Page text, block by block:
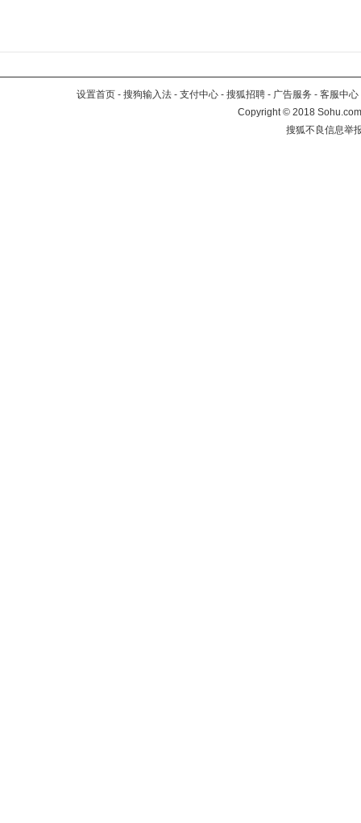
设置首页 - 搜狗输入法 - 支付中心 - 搜狐招聘 - 广告服务 - 客服中心
Copyright©2018
搜狐不良信息举